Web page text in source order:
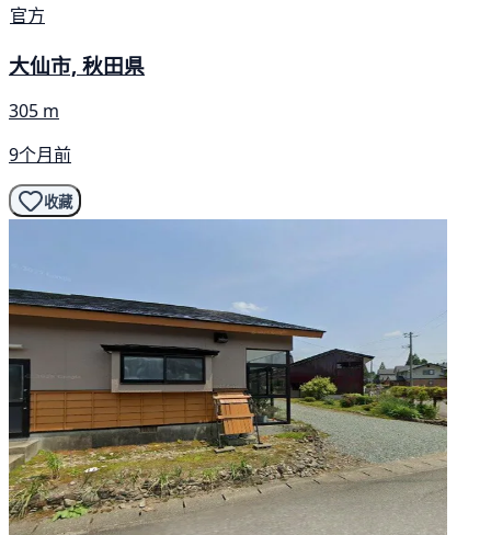
官方
大仙市, 秋田県
305 m
9个月前
收藏